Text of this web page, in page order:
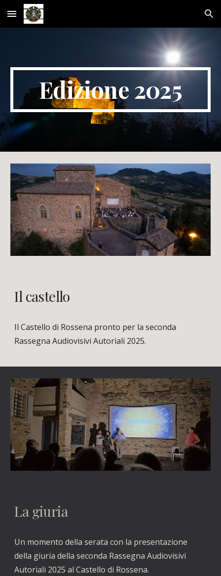
Skip to main content Skip to navigation
Edizione 2025
Il castello
Il Castello di Rossena pronto per la seconda
Rassegna Audiovisivi Autoriali 2025.
La giuria
Un momento della serata con la presentazione
della giuria della seconda Rassegna Audiovisivi
Autoriali 2025 al Castello di Rossena.